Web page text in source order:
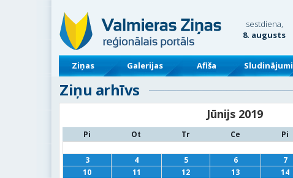
sestdiena,
8. augusts
Ziņas Galerijas Afiša Sludinājumi
Ziņu arhīvs
Jūnijs 2019
Pi Ot Tr Ce Pi
3
4 5 6 7
10
11 12 13 14